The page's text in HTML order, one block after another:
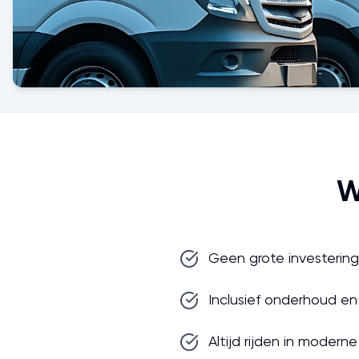
Geen grote
Inclusief onderhoud
Altijd rijden in